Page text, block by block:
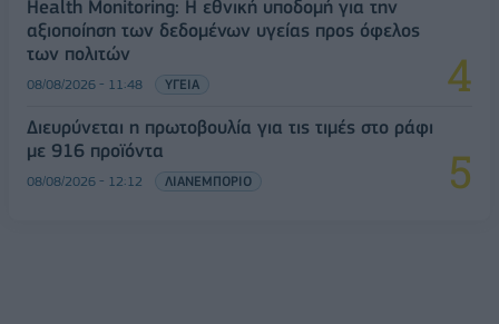
Health Monitoring: Η εθνική υποδομή για την
αξιοποίηση των δεδομένων υγείας προς όφελος
των πολιτών
08/08/2026 - 11:48 ΥΓΕΙΑ
Διευρύνεται η πρωτοβουλία για τις τιμές στο ράφι
με 916 προϊόντα
08/08/2026 - 12:12 ΛΙΑΝΕΜΠΟΡΙΟ